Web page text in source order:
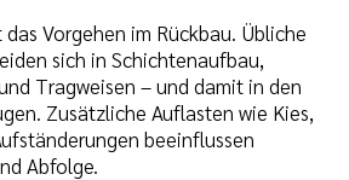
Vorgehen im Rückbau. Übliche
sich in Schichtenaufbau,
Tragweisen – und damit in den
Zusätzliche Auflasten wie Kies,
beeinflussen
Abfolge.